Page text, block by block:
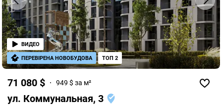
71 080 $ 949 $ за м²
ул. Коммунальная, 3
ВИДЕО
ПЕРЕВІРЕНА НОВОБУДОВА ТОП 2